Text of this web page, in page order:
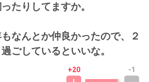
たりしてますか。
なんとか仲良かったので、２
ごしているといいな。
+20 -1